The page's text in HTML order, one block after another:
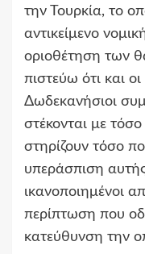
την Τουρκία, το
αντικείμενο
οριοθέτηση των
πιστεύω ότι και
Δωδεκανήσιοι
στέκονται με
στηρίζουν τόσο
υπεράσπιση αυτής
ικανοποιημένοι
περίπτωση που
κατεύθυνση την